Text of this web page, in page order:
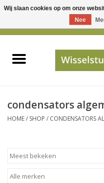
PRIJSAANVRAAG
SHOP
condensators
HOME/ SHOP / CONDENSATORS
Wij slaan cookies op om onze
Nee